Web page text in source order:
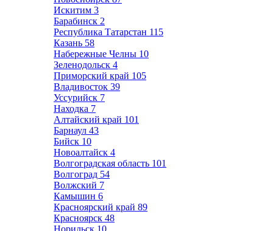
Искитим 3
Барабинск 2
Республика Татарстан 115
Казань 58
Набережные Челны 10
Зеленодольск 4
Приморский край 105
Владивосток 39
Уссурийск 7
Находка 7
Алтайский край 101
Барнаул 43
Бийск 10
Новоалтайск 4
Волгоградская область 101
Волгоград 54
Волжский 7
Камышин 6
Красноярский край 89
Красноярск 48
Норильск 10